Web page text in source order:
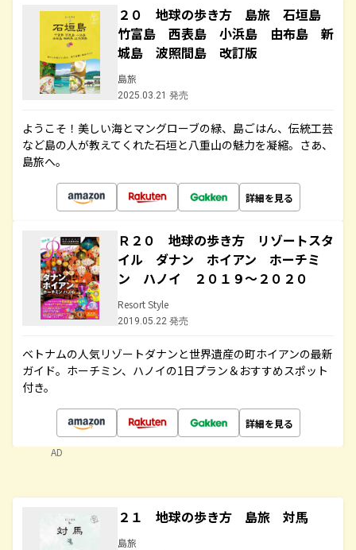
２０ 地球の歩き方 島旅 石垣島
竹富島 西表島 小浜島 由布島 新
城島 波照間島 改訂版
島旅
2025.03.21 発売
ようこそ！美しい海とマングローブの緑、島ごはん、伝統工芸
など島の人が教えてくれた石垣と八重山の魅力を凝縮。さあ、
島旅へ。
詳細を見る
Ｒ２０ 地球の歩き方 リゾートスタ
イル ダナン ホイアン ホーチミ
ン ハノイ ２０１９～２０２０
Resort Style
2019.05.22 発売
ベトナムの人気リゾートダナンと世界遺産の町ホイアンの最新
ガイド。ホーチミン、ハノイの1日プラン＆おすすめスポット
付き。
詳細を見る
AD
２１ 地球の歩き方 島旅 対馬
島旅